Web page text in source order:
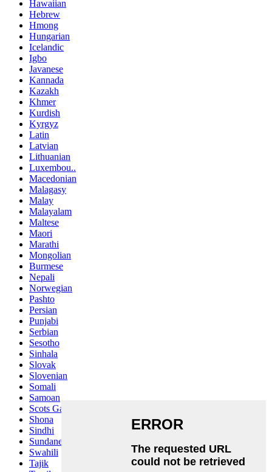
Hawaiian
Hebrew
Hmong
Hungarian
Icelandic
Igbo
Javanese
Kannada
Kazakh
Khmer
Kurdish
Kyrgyz
Latin
Latvian
Lithuanian
Luxembou..
Macedonian
Malagasy
Malay
Malayalam
Maltese
Maori
Marathi
Mongolian
Burmese
Nepali
Norwegian
Pashto
Persian
Punjabi
Serbian
Sesotho
Sinhala
Slovak
Slovenian
Somali
Samoan
Scots Gaelic
Shona
Sindhi
Sundanese
Swahili
Tajik